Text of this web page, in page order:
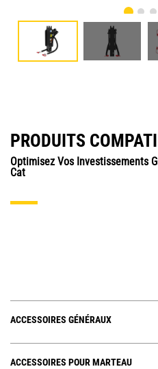
PRODUITS
Optimisez Vos Investissements
Cat
ACCESSOIRES GÉNÉRAUX
ACCESSOIRES POUR MARTEAU